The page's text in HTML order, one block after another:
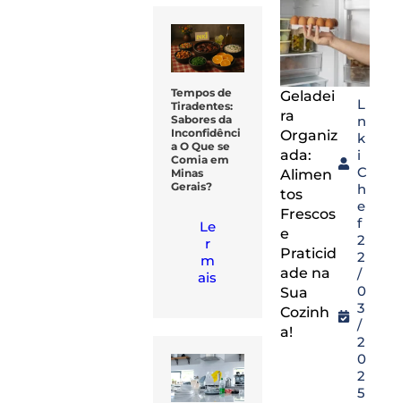
Tempos de
Tiradentes:
Sabores da
Inconfidênci
a O Que se
Comia em
Minas
Gerais?
Le
r
m
ais
Geladei
ra
Organiz
ada:
Alimen
tos
Frescos
e
Praticid
ade na
Sua
Cozinh
a!
L
n
k
i
C
h
e
f
2
2
/
0
3
/
2
0
2
5